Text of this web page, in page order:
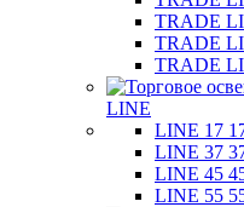
TRADE
TRADE
TRADE
LINE
LINE 17
LINE 37
LINE 45
LINE 55